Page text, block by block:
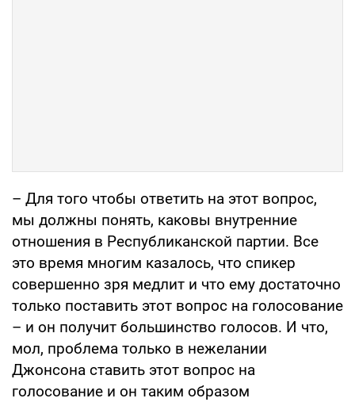
– Для того чтобы ответить на этот вопрос,
мы должны понять, каковы внутренние
отношения в Республиканской партии. Все
это время многим казалось, что спикер
совершенно зря медлит и что ему достаточно
только поставить этот вопрос на голосование
– и он получит большинство голосов. И что,
мол, проблема только в нежелании
Джонсона ставить этот вопрос на
голосование и он таким образом